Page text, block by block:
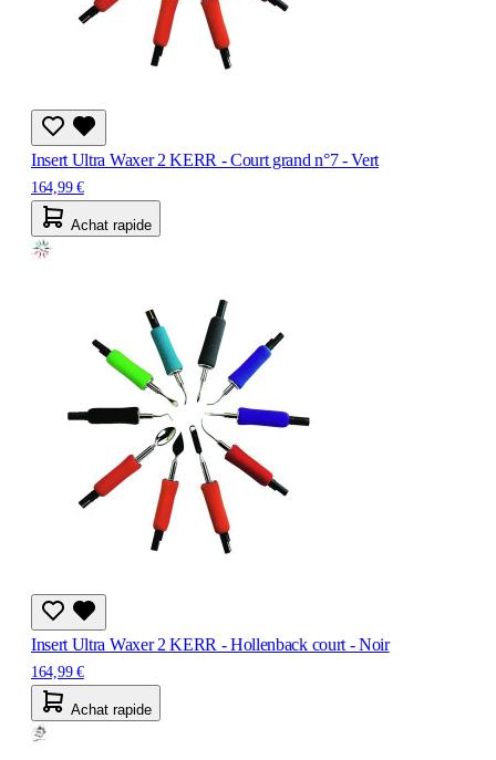
Insert Ultra Waxer 2 KERR - Court grand n°7 - Vert
164,99 €
Achat rapide
Insert Ultra Waxer 2 KERR - Hollenback court - Noir
164,99 €
Achat rapide